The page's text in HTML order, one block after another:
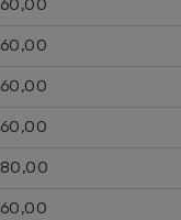
60,00
60,00
60,00
60,00
80,00
60,00